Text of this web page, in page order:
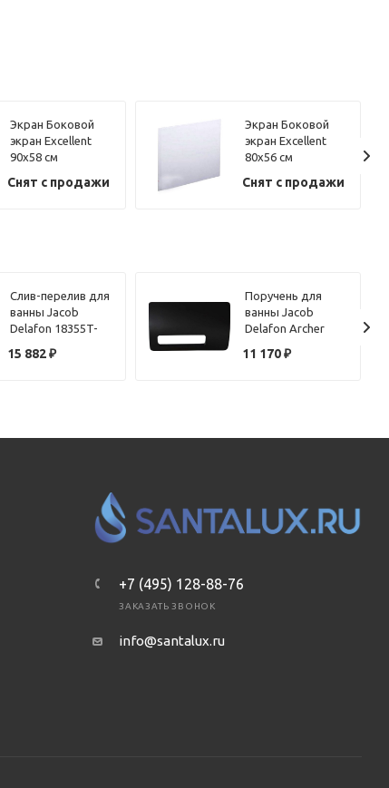
Экран Боковой
экран Excellent
90х58 см
Снят с продажи
Экран Боковой
экран Excellent
80х56 см
Снят с продажи
Слив-перелив для
ванны Jacob
Delafon 18355T-
15 882₽
Поручень для
ванны Jacob
Delafon Archer
11 170₽
+7 (495) 128-88-76
ЗАКАЗАТЬ ЗВОНОК
info@santalux.ru